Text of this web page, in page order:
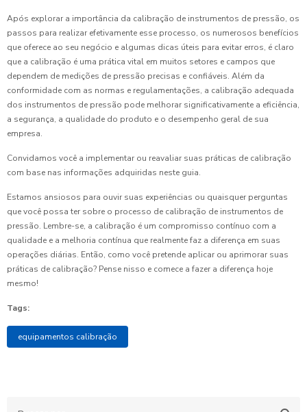
Após explorar a importância da calibração de instrumentos de pressão, os
passos para realizar efetivamente esse processo, os numerosos benefícios
que oferece ao seu negócio e algumas dicas úteis para evitar erros, é claro
que a calibração é uma prática vital em muitos setores e campos que
dependem de medições de pressão precisas e confiáveis. Além da
conformidade com as normas e regulamentações, a calibração adequada
dos instrumentos de pressão pode melhorar significativamente a eficiência,
a segurança, a qualidade do produto e o desempenho geral de sua
empresa.
Convidamos você a implementar ou reavaliar suas práticas de calibração
com base nas informações adquiridas neste guia.
Estamos ansiosos para ouvir suas experiências ou quaisquer perguntas
que você possa ter sobre o processo de calibração de instrumentos de
pressão. Lembre-se, a calibração é um compromisso contínuo com a
qualidade e a melhoria contínua que realmente faz a diferença em suas
operações diárias. Então, como você pretende aplicar ou aprimorar suas
práticas de calibração? Pense nisso e comece a fazer a diferença hoje
mesmo!
Tags:
equipamentos calibração